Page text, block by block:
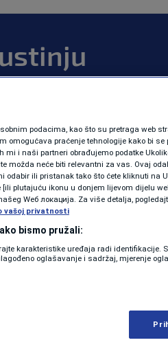
podacima, kao što su pretraga web
omogućava praćenje tehnologije kako bi se
i naši partneri obrađujemo podatke
možda neće biti relevantni za vas. Ovaj
odabir ili pristanak tako što ćete kliknuti na
plutajuću ikonu u donjem lijevom dijelu
Wеб локација. Za više detalja,
vašoj privatnosti
bismo pružali:
karakteristike uređaja radi identifikacije.
oglašavanje i sadržaj, mjerenje